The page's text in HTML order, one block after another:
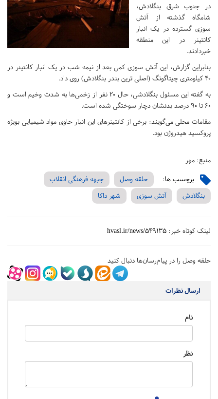
در جنوب شرق بنگلادش،
شامگاه گذشته از آتش
سوزی گسترده در یک انبار
کانتینر در این منطقه
خبردادند.
بنابراین گزارش، این آتش سوزی کمی بعد از نیمه شب در یک انبار کانتینر در
۴۰ کیلومتری چیتاگونگ (اصلی ترین بندر بنگلادش) روی داد.
به گفته این مسئول بنگلادشی، حال ۲۰ نفر از زخمی‌ها به شدت وخیم است و
۶۰ تا ۹۰ درصد بدنشان دچار سوختگی شده است.
مقامات محلی می‌گویند: برخی از کانتینرهای این انبار حاوی مواد شیمیایی بویژه
پروکسید هیدروژن بود.
منبع: مهر
برچسب ها: حلقه وصل
جبهه فرهنگی انقلاب
بنگلادش
آتش سوزی شهر داکا
لینک کوتاه خبر: hvasl.ir/news/549135
حلقه وصل را در پیام‌رسان‌ها دنبال کنید
ارسال نظرات
نام
نظر